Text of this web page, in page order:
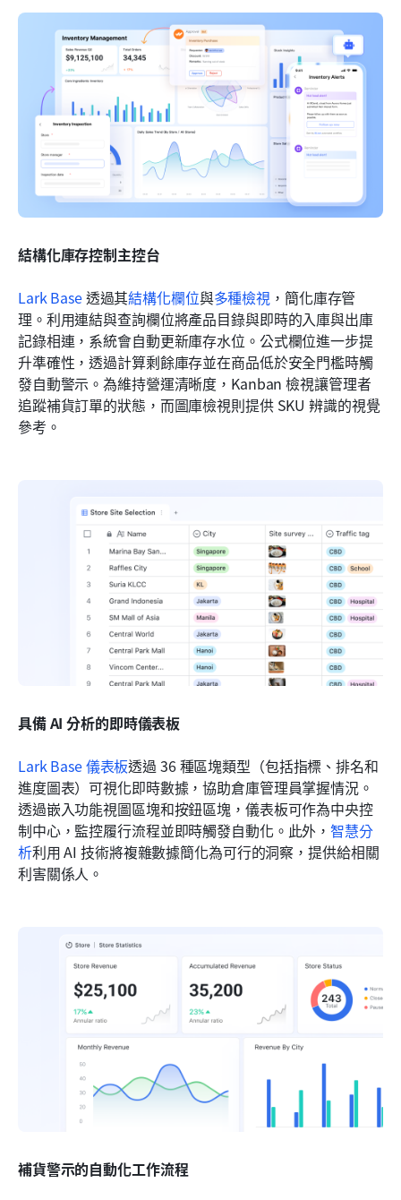
結構化庫存控制主控台
Lark Base 透過其結構化欄位與多種檢視 ，簡化庫存管
理。利用連結與查詢欄位將產品目錄與即時的入庫與出庫
記錄相連，系統會自動更新庫存水位。公式欄位進一步提
升準確性，透過計算剩餘庫存並在商品低於安全門檻時觸
發自動警示。為維持營運清晰度，Kanban 檢視讓管理者
追蹤補貨訂單的狀態，而圖庫檢視則提供 SKU 辨識的視覺
參考。
具備 AI 分析的即時儀表板
Lark Base 儀表板透過 36 種區塊類型（包括指標、排名和
進度圖表）可視化即時數據，協助倉庫管理員掌握情況。
透過嵌入功能視圖區塊和按鈕區塊，儀表板可作為中央控
制中心，監控履行流程並即時觸發自動化。此外，智慧分
析利用 AI 技術將複雜數據簡化為可行的洞察，提供給相關
利害關係人。
補貨警示的自動化工作流程